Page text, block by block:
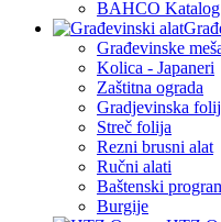
BAHCO Katalog
Građevinske
Kolica - Japaneri
Zaštitna ograda
Gradjevinska
Streč folija
Rezni brusni alat
Ručni alati
Baštenski
Burgije